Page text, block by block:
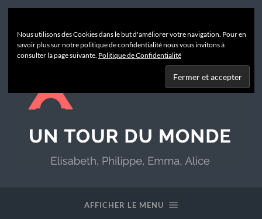
AFFICHER LE MENU
Nous utilisons des Cookies dans le but d'améliorer votre navigation. Pour en
savoir plus sur notre politique de confidentialité nous vous invitons à
consulter la page suivante. Politique de Confidentialité